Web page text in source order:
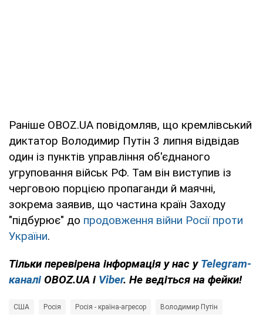
Раніше OBOZ.UA повідомляв, що кремлівський
диктатор Володимир Путін 3 липня відвідав
один із пунктів управління об'єднаного
угруповання військ РФ. Там він виступив із
черговою порцією пропаганди й маячні,
зокрема заявив, що частина країн Заходу
"підбурює" до продовження війни Росії проти
України.
Тільки перевірена інформація у нас у Telegram-
каналі OBOZ.UA і Viber. Не ведіться на фейки!
США Росія Росія - країна-агресор Володимир Путін